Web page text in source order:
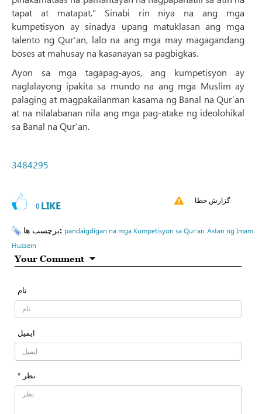
tapat at matapat." Sinabi rin niya na ang mga
kumpetisyon ay sinadya upang matuklasan ang mga
talento ng Qur’an, lalo na ang mga may magagandang
boses at mahusay na kasanayan sa pagbigkas.
Ayon sa mga tagapag-ayos, ang kumpetisyon ay
naglalayong ipakita sa mundo na ang mga Muslim ay
palaging at magpakailanman kasama ng Banal na Qur’an
at na nilalabanan nila ang mga pag-atake ng ideolohikal
sa Banal na Qur’an.
3484295
0 LIKE گزارش خطا
برچسب ها: pandaigdigan na mga Kumpetisyon sa Qur’an Astan ng Imam
Hussein
Your Comment
نام
ایمیل
* نظر